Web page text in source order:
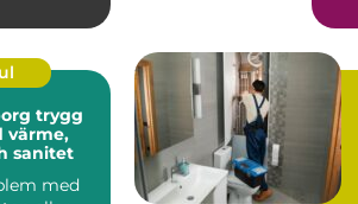
värme,
sanitet
med